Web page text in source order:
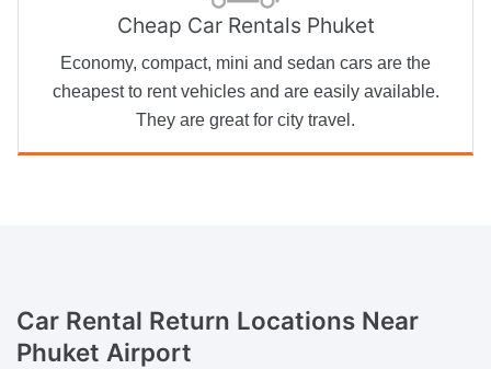
Cheap Car Rentals Phuket
Economy, compact, mini and sedan cars are the
cheapest to rent vehicles and are easily available.
They are great for city travel.
Car Rental Return Locations Near
Phuket Airport